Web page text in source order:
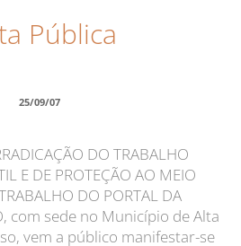
Pública
25/09/07
DO TRABALHO
E DE PROTEÇÃO AO MEIO
DO PORTAL DA
com sede no Município de Alta
vem a público manifestar-se